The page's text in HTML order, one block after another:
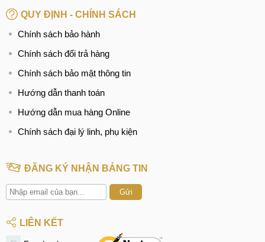
QUY ĐỊNH - CHÍNH SÁCH
Chính sách bảo hành
Chính sách đổi trả hàng
Chính sách bảo mật thông tin
Hướng dẫn thanh toán
Hướng dẫn mua hàng Online
Chính sách đại lý linh, phụ kiện
ĐĂNG KÝ NHẬN BẢNG TIN
Gửi
LIÊN KẾT